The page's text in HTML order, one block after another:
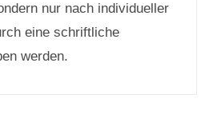
nur nach individueller
eine schriftliche
werden.